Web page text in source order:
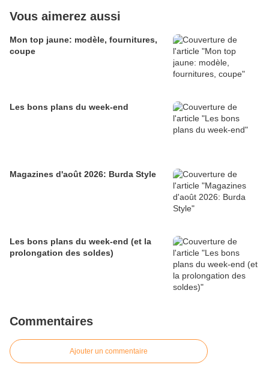
Vous aimerez aussi
Mon top jaune: modèle, fournitures,
coupe
Les bons plans du week-end
Magazines d'août 2026: Burda Style
Les bons plans du week-end (et la
prolongation des soldes)
Commentaires
Ajouter un commentaire